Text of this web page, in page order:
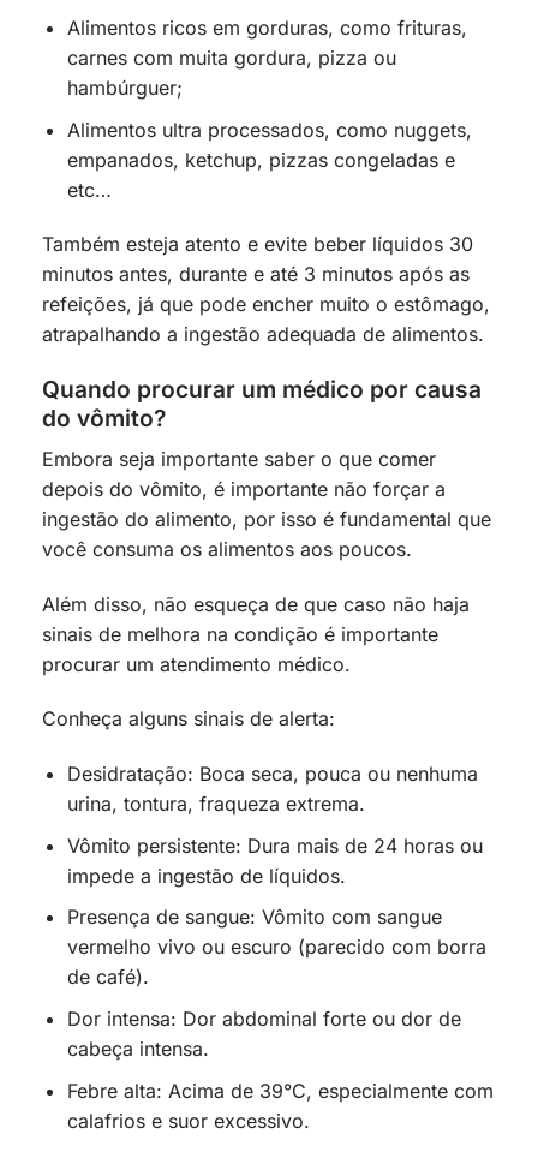
Alimentos ricos em gorduras, como frituras,
carnes com muita gordura, pizza ou
hambúrguer;
Alimentos ultra processados, como nuggets,
empanados, ketchup, pizzas congeladas e
etc…
Também esteja atento e evite beber líquidos 30
minutos antes, durante e até 3 minutos após as
refeições, já que pode encher muito o estômago,
atrapalhando a ingestão adequada de alimentos.
Quando procurar um médico por causa
do vômito?
Embora seja importante saber o que comer
depois do vômito, é importante não forçar a
ingestão do alimento, por isso é fundamental que
você consuma os alimentos aos poucos.
Além disso, não esqueça de que caso não haja
sinais de melhora na condição é importante
procurar um atendimento médico.
Conheça alguns sinais de alerta:
Desidratação: Boca seca, pouca ou nenhuma
urina, tontura, fraqueza extrema.
Vômito persistente: Dura mais de 24 horas ou
impede a ingestão de líquidos.
Presença de sangue: Vômito com sangue
vermelho vivo ou escuro (parecido com borra
de café).
Dor intensa: Dor abdominal forte ou dor de
cabeça intensa.
Febre alta: Acima de 39°C, especialmente com
calafrios e suor excessivo.